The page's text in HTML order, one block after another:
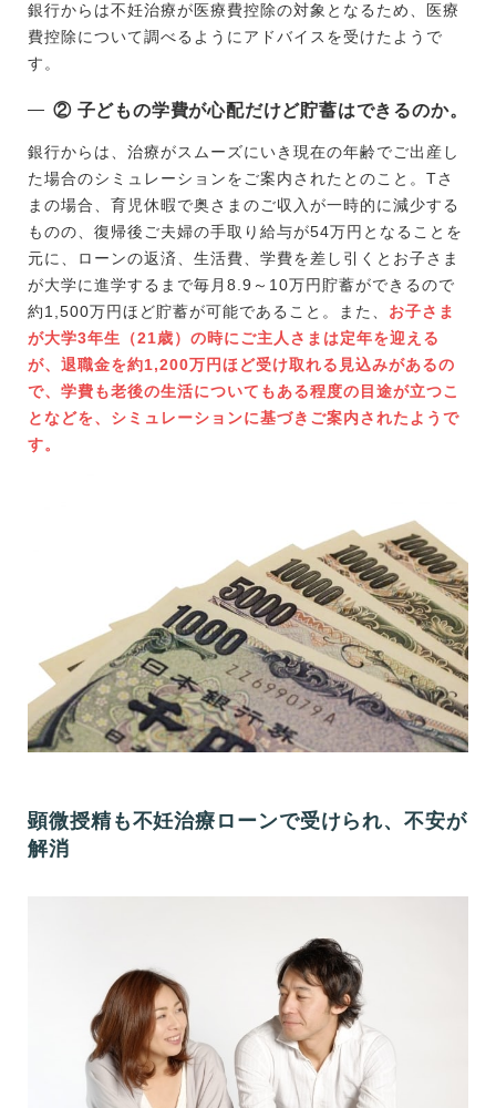
銀行からは不妊治療が医療費控除の対象となるため、医療
費控除について調べるようにアドバイスを受けたようで
す。
② 子どもの学費が心配だけど貯蓄はできるのか。
銀行からは、治療がスムーズにいき現在の年齢でご出産し
た場合のシミュレーションをご案内されたとのこと。Tさ
まの場合、育児休暇で奥さまのご収入が一時的に減少する
ものの、復帰後ご夫婦の手取り給与が54万円となることを
元に、ローンの返済、生活費、学費を差し引くとお子さま
が大学に進学するまで毎月8.9～10万円貯蓄ができるので
約1,500万円ほど貯蓄が可能であること。また、 お子さま
が大学3年生（21歳）の時にご主人さまは定年を迎える
が、退職金を約1,200万円ほど受け取れる見込みがあるの
で、学費も老後の生活についてもある程度の目途が立つこ
となどを、シミュレーションに基づきご案内されたようで
す。
顕微授精も不妊治療ローンで受けられ、不安が
解消